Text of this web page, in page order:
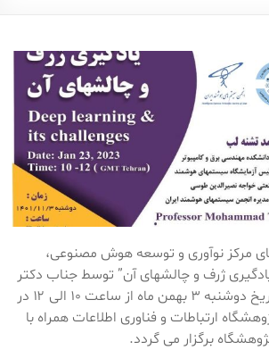
مرکز نوآوری و توسعه هوش مصنوعی،
ژرف و چالشهای آن” توسط جناب دکتر
محمد تشنه لب در تاریخ دوشنبه ۳ بهمن ماه از ساعت ۱۰ الی ۱۲ در
ارتباطات و فناوری اطلاعات همراه با
برگزار می گردد.